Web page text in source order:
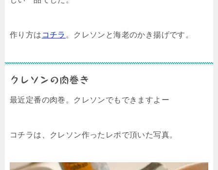
作り方は コチラ 。クレソンと海老のかき揚げです。
クレソンの肉巻き
最近定番の肉巻。クレソンでもできますよー
コチラは、クレソン作ったレポで頂いた写真。